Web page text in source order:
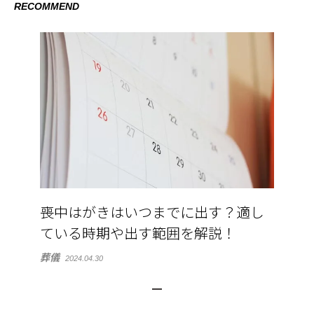
RECOMMEND
喪中はがきはいつまでに出す？適し
ている時期や出す範囲を解説！
葬儀 2024.04.30